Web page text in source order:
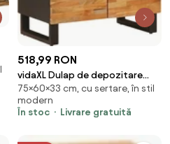
518,99 RON
vidaXL Dulap de depozitare
Maro 60 x 33 x 75 cm Lemn de
mango solid
75×60×33 cm, cu sertare, în stil
modern
În stoc
Livrare gratuită